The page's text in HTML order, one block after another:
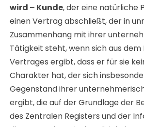
wird – Kunde, der eine natürliche
einen Vertrag abschließt, der in
Zusammenhang mit ihrer
Tätigkeit steht, wenn sich aus dem
Vertrages ergibt, dass er für sie
Charakter hat, der sich
Gegenstand ihrer
ergibt, die auf der Grundlage der
des Zentralen Registers und der